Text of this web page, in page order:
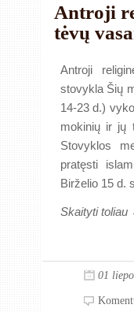
Antroji
tėvų
Antroji
stovykla Šių
14-23 d.)
mokinių ir jų
Stovyklos
pratęsti
Birželio 15 d.
Skaityti toliau
01